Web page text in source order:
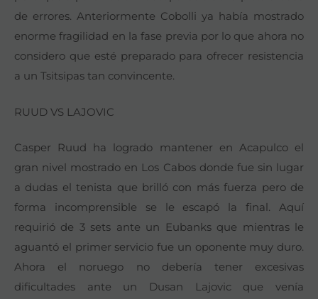
de errores. Anteriormente Cobolli ya había mostrado
enorme fragilidad en la fase previa por lo que ahora no
considero que esté preparado para ofrecer resistencia
a un Tsitsipas tan convincente.
RUUD VS LAJOVIC
Casper Ruud ha logrado mantener en Acapulco el
gran nivel mostrado en Los Cabos donde fue sin lugar
a dudas el tenista que brilló con más fuerza pero de
forma incomprensible se le escapó la final. Aquí
requirió de 3 sets ante un Eubanks que mientras le
aguantó el primer servicio fue un oponente muy duro.
Ahora el noruego no debería tener excesivas
dificultades ante un Dusan Lajovic que venía